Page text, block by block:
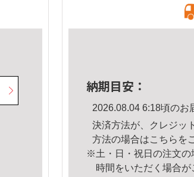
納期目安：
2026.08.04 6:18頃のお
決済方法が、クレジッ
方法の場合はこちら を
※土・日・祝日の注文の
時間をいただく場合が